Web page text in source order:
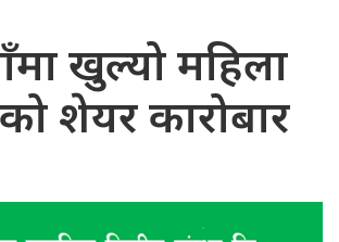
खुल्यो महिला
शेयर कारोबार